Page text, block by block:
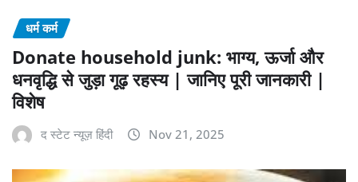
धर्म कर्म
Donate household junk: भाग्य, ऊर्जा और
धनवृद्धि से जुड़ा गूढ़ रहस्य | जानिए पूरी जानकारी |
विशेष
द स्टेट न्यूज़ हिंदी Nov 21, 2025